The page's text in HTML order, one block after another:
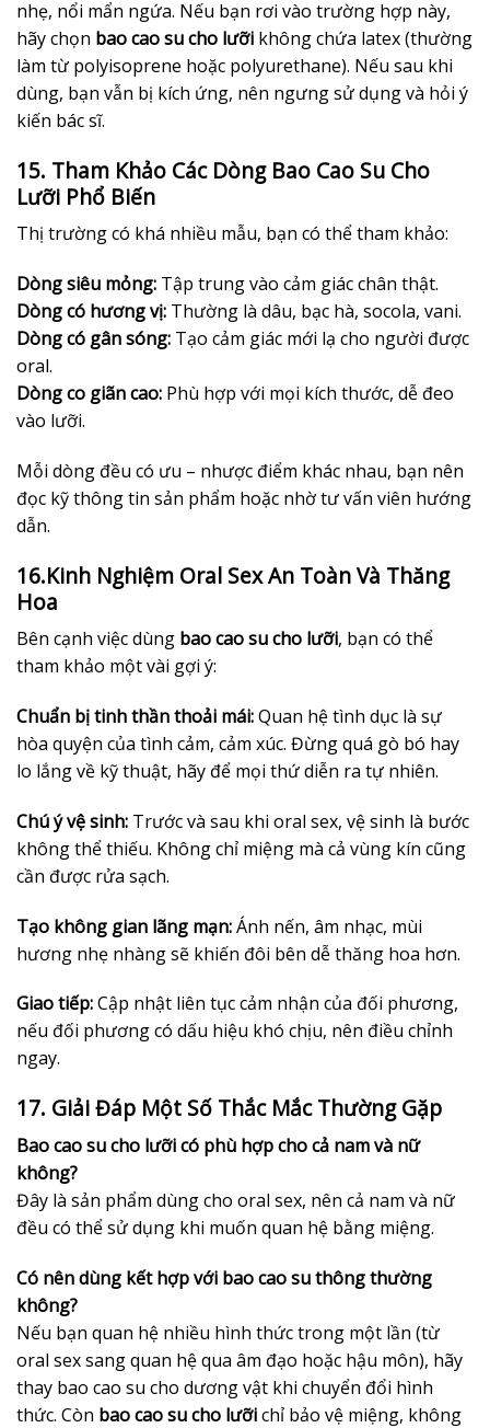
nhẹ, nổi mẩn ngứa. Nếu bạn rơi vào trường hợp này,
hãy chọn bao cao su cho lưỡi không chứa latex (thường
làm từ polyisoprene hoặc polyurethane). Nếu sau khi
dùng, bạn vẫn bị kích ứng, nên ngưng sử dụng và hỏi ý
kiến bác sĩ.
15. Tham Khảo Các Dòng Bao Cao Su Cho
Lưỡi Phổ Biến
Thị trường có khá nhiều mẫu, bạn có thể tham khảo:
Dòng siêu mỏng: Tập trung vào cảm giác chân thật.
Dòng có hương vị: Thường là dâu, bạc hà, socola, vani.
Dòng có gân sóng: Tạo cảm giác mới lạ cho người được
oral.
Dòng co giãn cao: Phù hợp với mọi kích thước, dễ đeo
vào lưỡi.
Mỗi dòng đều có ưu – nhược điểm khác nhau, bạn nên
đọc kỹ thông tin sản phẩm hoặc nhờ tư vấn viên hướng
dẫn.
16.Kinh Nghiệm Oral Sex An Toàn Và Thăng
Hoa
Bên cạnh việc dùng bao cao su cho lưỡi, bạn có thể
tham khảo một vài gợi ý:
Chuẩn bị tinh thần thoải mái:Quan hệ tình dục là sự
hòa quyện của tình cảm, cảm xúc. Đừng quá gò bó hay
lo lắng về kỹ thuật, hãy để mọi thứ diễn ra tự nhiên.
Chú ý vệ sinh: Trước và sau khi oral sex, vệ sinh là bước
không thể thiếu. Không chỉ miệng mà cả vùng kín cũng
cần được rửa sạch.
Tạo không gian lãng mạn:Ánh nến, âm nhạc, mùi
hương nhẹ nhàng sẽ khiến đôi bên dễ thăng hoa hơn.
Giao tiếp:Cập nhật liên tục cảm nhận của đối phương,
nếu đối phương có dấu hiệu khó chịu, nên điều chỉnh
ngay.
17. Giải Đáp Một Số Thắc Mắc Thường Gặp
Bao cao su cho lưỡi có phù hợp cho cả nam và nữ
không?
Đây là sản phẩm dùng cho oral sex, nên cả nam và nữ
đều có thể sử dụng khi muốn quan hệ bằng miệng.
Có nên dùng kết hợp với bao cao su thông thường
không?
Nếu bạn quan hệ nhiều hình thức trong một lần (từ
oral sex sang quan hệ qua âm đạo hoặc hậu môn), hãy
thay bao cao su cho dương vật khi chuyển đổi hình
thức. Còn bao cao su cho lưỡichỉ bảo vệ miệng, không